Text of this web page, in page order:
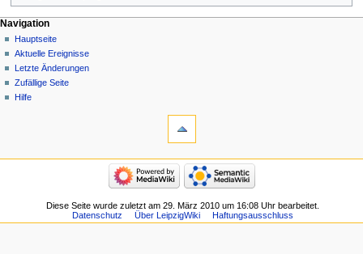
Navigation
Hauptseite
Aktuelle Ereignisse
Letzte Änderungen
Zufällige Seite
Hilfe
Diese Seite wurde zuletzt am 29. März 2010 um 16:08 Uhr bearbeitet.
Datenschutz
Über LeipzigWiki Haftungsausschluss